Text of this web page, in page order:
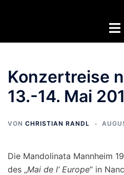
Menü
Konzertreise
13.-14. Mai
VON CHRISTIAN RANDL
Die Mandolinata Mannheim
des „Mai de l‘ Europe“ in